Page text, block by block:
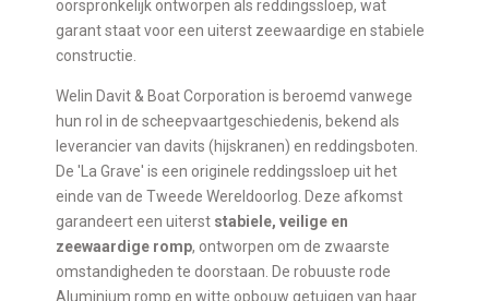
oorspronkelijk ontworpen als reddingssloep, wat
garant staat voor een uiterst zeewaardige en stabiele
constructie.
Welin Davit & Boat Corporation is beroemd vanwege
hun rol in de scheepvaartgeschiedenis, bekend als
leverancier van davits (hijskranen) en reddingsboten.
De 'La Grave' is een originele reddingssloep uit het
einde van de Tweede Wereldoorlog. Deze afkomst
garandeert een uiterst stabiele, veilige en
zeewaardige romp, ontworpen om de zwaarste
omstandigheden te doorstaan. De robuuste rode
Aluminium romp en witte opbouw getuigen van haar